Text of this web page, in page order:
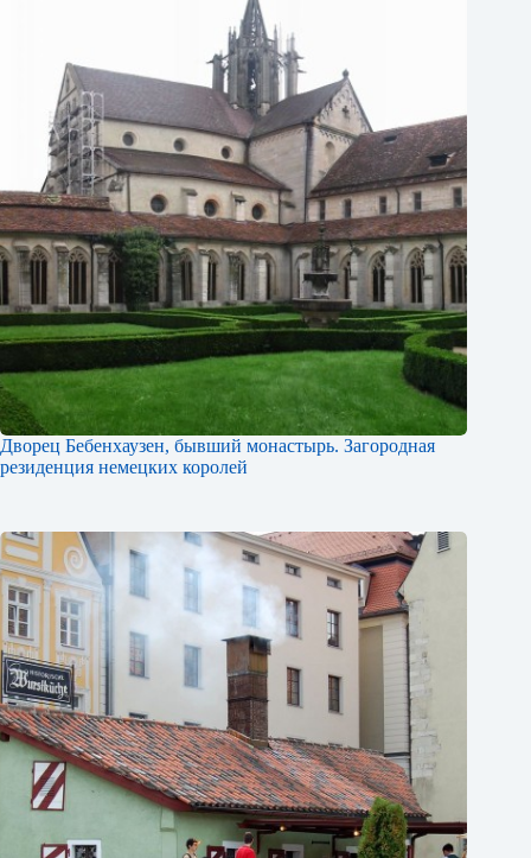
Дворец Бебенхаузен, бывший монастырь. Загородная
резиденция немецких королей